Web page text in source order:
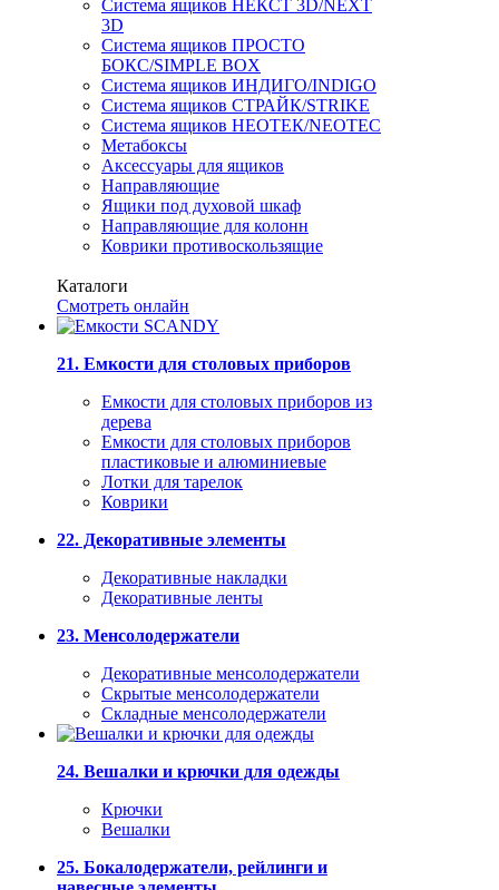
Система ящиков НЕКСТ 3D/NEXT
3D
Система ящиков ПРОСТО
БОКС/SIMPLE BOX
Система ящиков ИНДИГО/INDIGO
Система ящиков СТРАЙК/STRIKE
Система ящиков НЕОТЕК/NEOTEC
Метабоксы
Аксессуары для ящиков
Направляющие
Ящики под духовой шкаф
Направляющие для колонн
Коврики противоскользящие
Каталоги
Смотреть онлайн
21. Емкости для столовых приборов
Емкости для столовых приборов из
дерева
Емкости для столовых приборов
пластиковые и алюминиевые
Лотки для тарелок
Коврики
22. Декоративные элементы
Декоративные накладки
Декоративные ленты
23. Менсолодержатели
Декоративные менсолодержатели
Скрытые менсолодержатели
Складные менсолодержатели
24. Вешалки и крючки для одежды
Крючки
Вешалки
25. Бокалодержатели, рейлинги и